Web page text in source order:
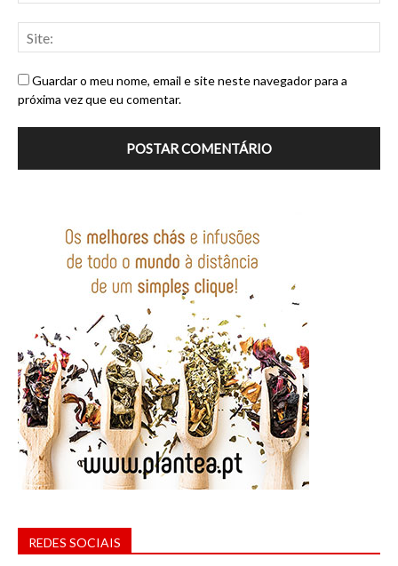
Guardar o meu nome, email e site neste navegador para a
próxima vez que eu comentar.
REDES SOCIAIS